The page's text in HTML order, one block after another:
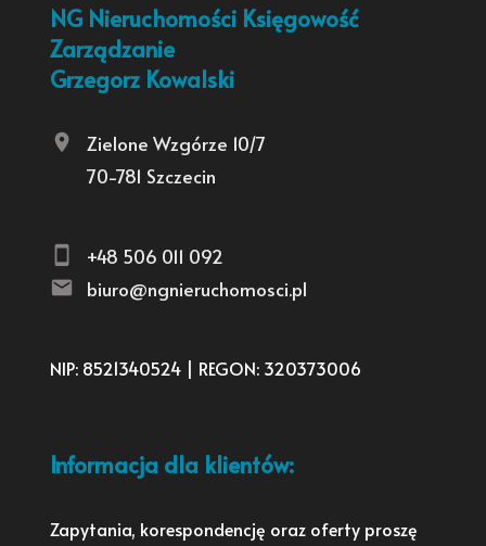
NG Nieruchomości Księgowość
Zarządzanie
Grzegorz Kowalski
Zielone Wzgórze 10/7
70-781 Szczecin
+48 506 011 092
biuro@ngnieruchomosci.pl
NIP: 8521340524 | REGON: 320373006
Informacja dla klientów:
Zapytania, korespondencję oraz oferty proszę